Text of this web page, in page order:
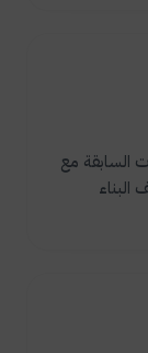
السابقة مع